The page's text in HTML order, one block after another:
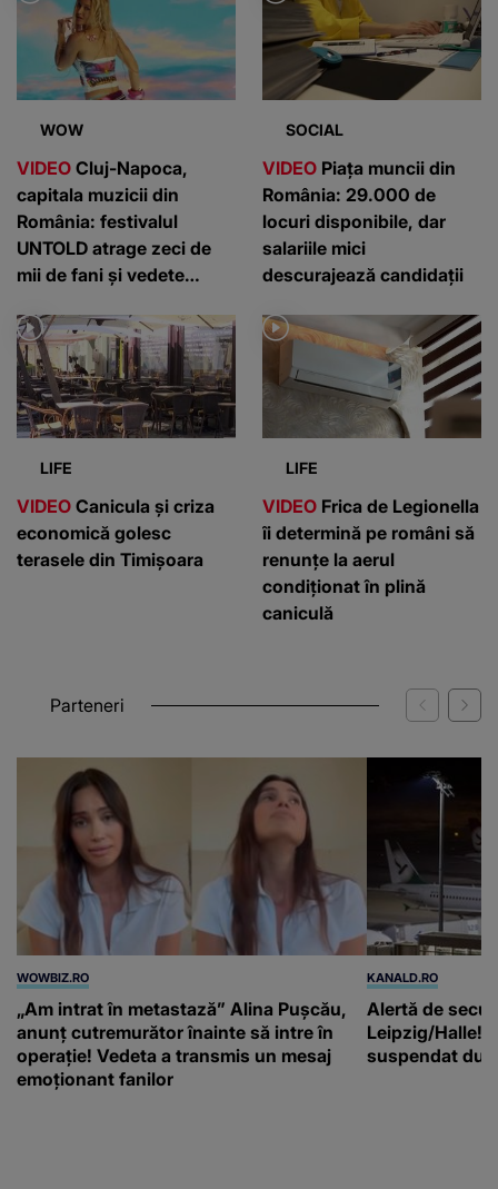
WOW
VIDEO Cluj-Napoca,
capitala muzicii din
România: festivalul
UNTOLD atrage zeci de
mii de fani și vedete
SOCIAL
VIDEO Piața muncii din
România: 29.000 de
locuri disponibile, dar
salariile mici
descurajează candidații
LIFE
VIDEO Canicula și criza
economică golesc
terasele din Timișoara
LIFE
VIDEO Frica de Legionella
îi determină pe români să
renunțe la aerul
condiționat în plină
caniculă
Parteneri
WOWBIZ.RO
„Am intrat în metastază” Alina Pușcău,
anunț cutremurător înainte să intre în
operație! Vedeta a transmis un mesaj
emoționant fanilor
KANALD.RO
Alertă de
Leipzig/Halle!
suspendat